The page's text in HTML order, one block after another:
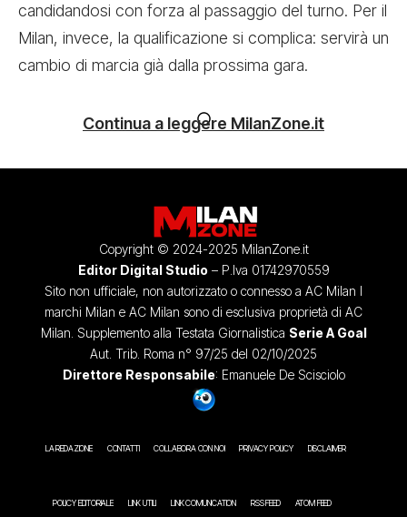
candidandosi con forza al passaggio del turno. Per il
Milan, invece, la qualificazione si complica: servirà un
cambio di marcia già dalla prossima gara.
Continua a leggere MilanZone.it
Copyright © 2024-2025 MilanZone.it
Editor Digital Studio – P.Iva 01742970559
Sito non ufficiale, non autorizzato o connesso a AC Milan I
marchi Milan e AC Milan sono di esclusiva proprietà di AC
Milan. Supplemento alla Testata Giornalistica Serie A Goal
Aut. Trib. Roma n° 97/25 del 02/10/2025
Direttore Responsabile: Emanuele De Scisciolo
LA REDAZIONE CONTATTI COLLABORA CON NOI PRIVACY POLICY DISCLAIMER
POLICY EDITORIALE LINK UTILI LINK COMUNICATION RSS FEED ATOM FEED